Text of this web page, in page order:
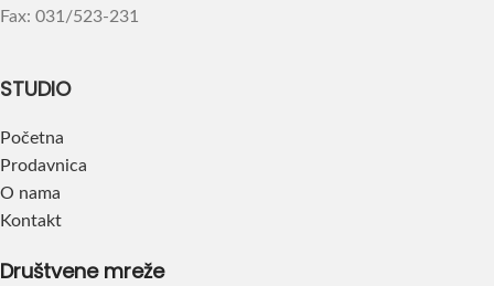
Fax: 031/523-231
STUDIO
Početna
Prodavnica
O nama
Kontakt
Društvene mreže